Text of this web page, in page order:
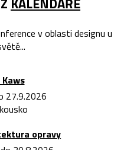
v oblasti designu u
27.9.2026
opravy